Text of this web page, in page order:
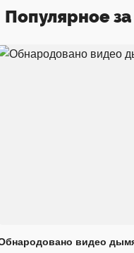
Популярное
видео